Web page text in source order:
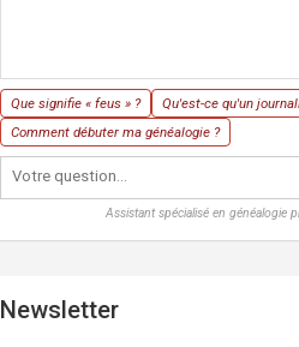
Que signifie « feus » ?
Qu'est-ce qu'un
Comment débuter ma généalogie ?
Assistant spécialisé en généalogie
Newsletter